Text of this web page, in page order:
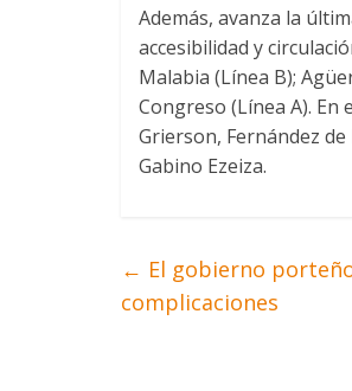
Además, avanza la
accesibilidad y
Malabia (Línea B);
Congreso (Línea A).
Grierson, Fernández
Gabino Ezeiza.
← El gobierno
complicaciones